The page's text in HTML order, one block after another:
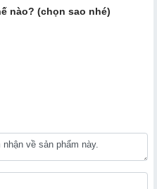
nào? (chọn sao nhé)